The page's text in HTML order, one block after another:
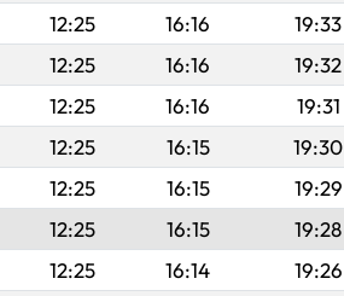
12:25 16:16 19:33
12:25 16:16 19:32
12:25 16:16 19:31
12:25 16:15 19:30
12:25 16:15 19:29
12:25 16:15 19:28
12:25 16:14 19:26